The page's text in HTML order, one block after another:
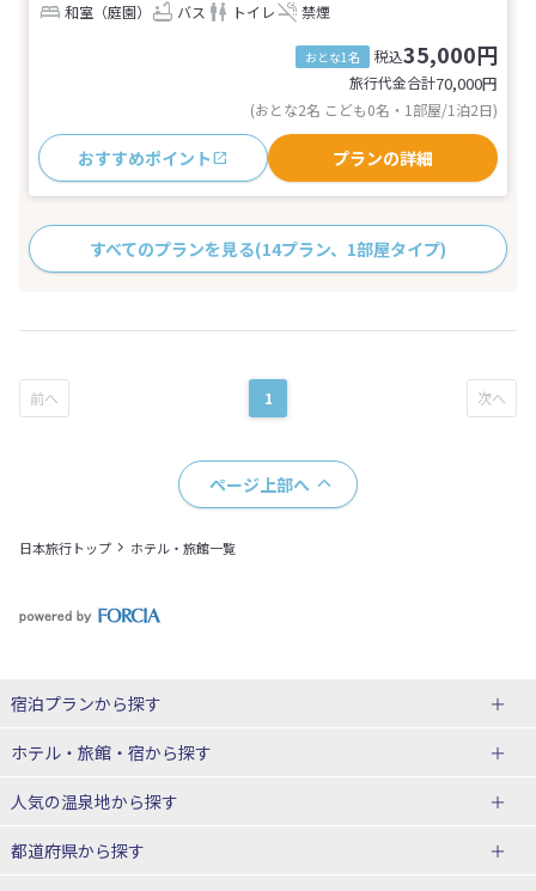
和室（庭園）
バス トイレ 禁煙
おとな1名 税込35,000円
旅行代金合計70,000円
(おとな2名 こども0名・1部屋/1泊2日)
おすすめポイント プランの詳細
すべてのプランを見る(14プラン、1部屋タイプ)
1
ページ上部へ
日本旅行トップ ホテル・旅館一覧
宿泊プランから探す
北海道
東北
青森県
ホテル・旅館・宿から探す
北海道ホテル・旅館
人気の温泉地から探す
北海道
都道府県から探す